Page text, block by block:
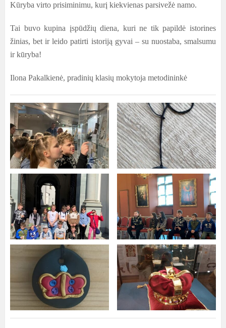
Kūryba virto prisiminimu, kurį kiekvienas parsivežė namo.
Tai buvo kupina įspūdžių diena, kuri ne tik papildė istorines
žinias, bet ir leido patirti istoriją gyvai – su nuostaba, smalsumu
ir kūryba!
Ilona Pakalkienė, pradinių klasių mokytoja metodininkė